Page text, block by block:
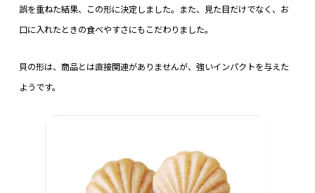
誤を重ねた結果、この形に決定しました。また、見た目だけでなく、お
口に入れたときの食べやすさにも こだわりました。
貝の形は、商品とは直接関連がありませんが、強いインパクトを与えた
ようです。